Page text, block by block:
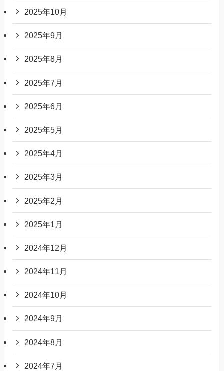
2025年10月
2025年9月
2025年8月
2025年7月
2025年6月
2025年5月
2025年4月
2025年3月
2025年2月
2025年1月
2024年12月
2024年11月
2024年10月
2024年9月
2024年8月
2024年7月